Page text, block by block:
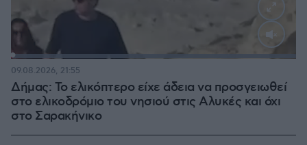
:
Δήμας: Το ελικόπτερο είχε άδεια να προσγειωθεί
στο ελικοδρόμιο του νησιού στις Αλυκές και όχι
στο Σαρακήνικο
09.08.2026, 21:55